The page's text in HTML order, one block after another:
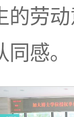
的劳
感。